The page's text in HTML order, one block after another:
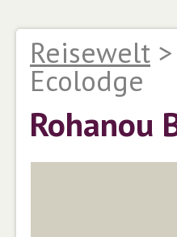
Reisewelt >
Ecolodge
Rohanou